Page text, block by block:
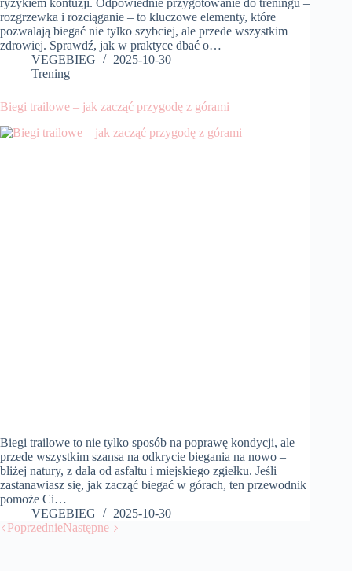
ryzykiem kontuzji. Odpowiednie przygotowanie do treningu –
rozgrzewka i rozciąganie – to kluczowe elementy, które
pozwalają biegać nie tylko szybciej, ale przede wszystkim
zdrowiej. Sprawdź, jak w praktyce dbać o…
VEGEBIEG
2025-10-30
Trening
Biegi trailowe – jak zacząć przygodę z górami
Biegi trailowe to nie tylko sposób na poprawę kondycji, ale
przede wszystkim szansa na odkrycie biegania na nowo –
bliżej natury, z dala od asfaltu i miejskiego zgiełku. Jeśli
zastanawiasz się, jak zacząć biegać w górach, ten przewodnik
pomoże Ci…
VEGEBIEG
2025-10-30
PoprzednieNastępne